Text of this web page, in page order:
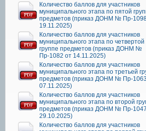
Количество баллов для участников
муниципального этапа по пятой
предметов (приказ ДОНМ № Пр-
19.11.2025)
Количество баллов для участников
муниципального этапа по четвертой
группе предметов (приказ ДОНМ №
Пр-1082 от 14.11.2025)
Количество баллов для участников
муниципального этапа по третьей
предметов (приказ ДОНМ № Пр-
07.11.2025)
Количество баллов для участников
муниципального этапа по второй
предметов (приказ ДОНМ № Пр-
29.10.2025)
Количество баллов для участников